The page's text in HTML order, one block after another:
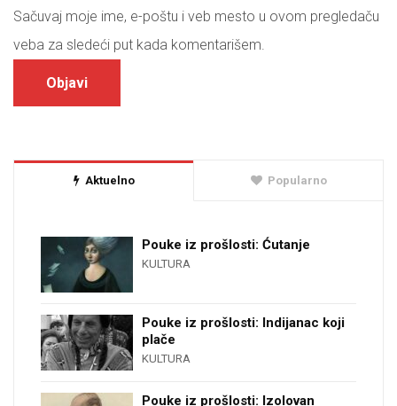
Sačuvaj moje ime, e-poštu i veb mesto u ovom pregledaču
veba za sledeći put kada komentarišem.
Aktuelno Popularno
Pouke iz prošlosti: Ćutanje
KULTURA
Pouke iz prošlosti: Indijanac koji
plače
KULTURA
Pouke iz prošlosti: Izolovan